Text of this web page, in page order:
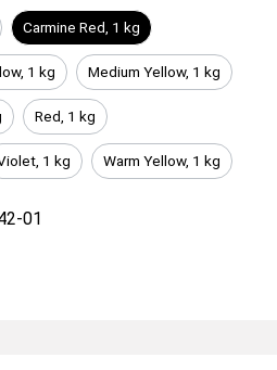
Carmine Red, 1 kg
1 kg Medium Yellow, 1 kg
Red, 1 kg
1 kg Warm Yellow, 1 kg
01